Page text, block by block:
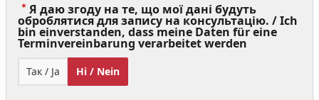
Я даю згоду на те, що мої дані будуть
оброблятися для запису на консультацію. / Ich
bin einverstanden, dass meine Daten für eine
Terminvereinbarung verarbeitet werden
Так / Ja Ні / Nein